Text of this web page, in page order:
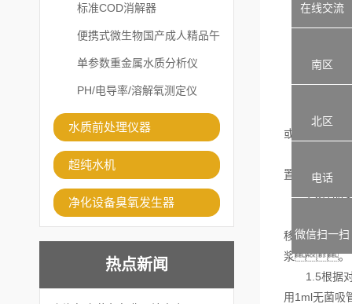
标准COD消解器
便携式微生物国产成人精品午
夜福利APP
单参数重金属水质分析仪
PH/电导率/溶解氧测定仪
水质前处理仪器
超纯水机
净化设备臭氧发生器
热点新闻
大肠菌
1.1固体和
或将225ml
置条件适当
1.3样品匀
移液管不接
浆。
1.5根据对
用1ml无菌
在线交流
南区
北区
电话
微信扫一扫